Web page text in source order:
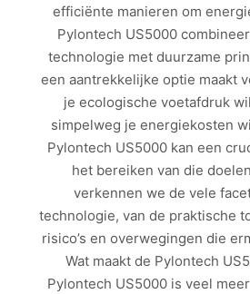
efficiënte manieren om
Pylontech US5000
technologie met duurzame
een aantrekkelijke optie maakt
je ecologische voetafdruk
simpelweg je energiekosten
Pylontech US5000 kan een
het bereiken van die
verkennen we de vele
technologie, van de praktische
risico’s en overwegingen die
Wat maakt de Pylontech
Pylontech US5000 is veel